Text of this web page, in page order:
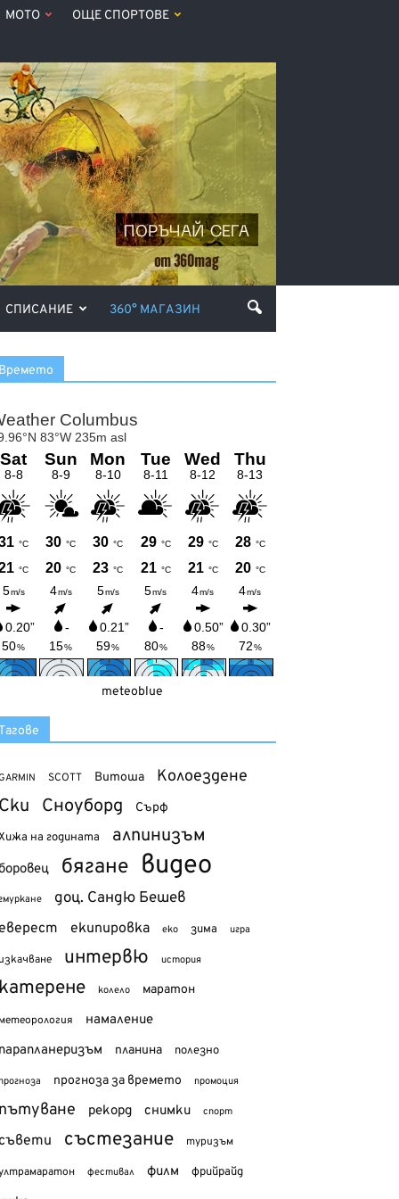
МОТО ОЩЕ СПОРТОВЕ
СПИСАНИЕ 360° МАГАЗИН
meteoblue
SCOTT Витоша Колоездене
Сноуборд Сърф
на годината алпинизъм
бягане видео
доц. Сандю Бешев
екипировка еко зима игра
интервю история
колело маратон
намаление
планина полезно
прогноза за времето промоция
рекорд снимки спорт
състезание туризъм
фестивал филм фрийрайд